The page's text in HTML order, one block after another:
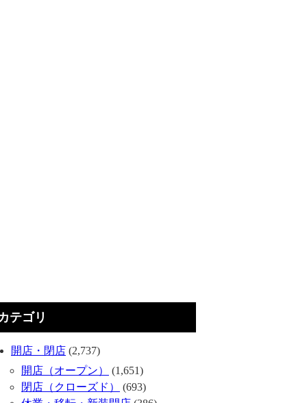
テゴリ
開店・閉店 (2,737)
開店（オープン）
(1,651)
閉店（クローズド）
(693)